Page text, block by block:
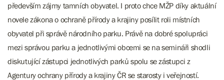
především zájmy tamních obyvatel. I proto chce MŽP díky aktuální
novele zákona o ochraně přírody a krajiny posílit roli místních
obyvatel při správě národního parku. Právě na dobré spolupráci
mezi správou parku a jednotlivými obcemi se na semináři shodli
diskutující zástupci jednotlivých parků spolu se zástupci z
Agentury ochrany přírody a krajiny ČR se starosty i veřejností.